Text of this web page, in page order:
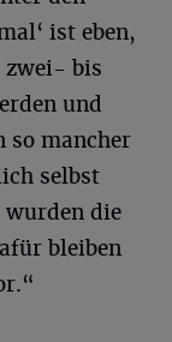
ist eben,
zwei- bis
und
so mancher
selbst
wurden die
bleiben